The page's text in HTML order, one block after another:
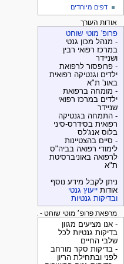
דפים מיוחדים
אודות העורך
פרופ' מוטי שוחט
- מנהל מכון גנטי
במרכז רפואי רבין
ושניידר
- פרופסור לרפואת
ילדים וגנטיקה רפואית
באונ' ת"א
- מומחה ברפואת
ילדים במרכז רפואי
שניידר
- התמחה בגנטיקה
רפואית בסידרס-סיני
בלוס אנג'לס
- סיים בהצטיינות
לימודי רפואה בביה"ס
לרפואה באוניברסיטת
ת"א
ניתן לקבל מידע נוסף
אודות ייעוץ גנטי
ובדיקות גנטיות
מרפאת פרופ׳ מוטי שוחט - בדיקות גנטיות
- אנו מציעים מגוון
בדיקות גנטיות לכל
שלבי החיים
- בדיקות סקר מורחב
לפני ובתחילת הריון